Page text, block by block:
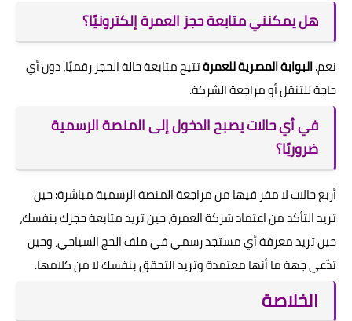
هل يمكنني متابعة حجز العمرة إلكترونيًا؟
نعم.البوابة المصرية للعمرةتتيح متابعة حالة الحجز رقميًا، دون أي
حاجة للتنقل أو مراجعة الشركة.
في أي حالات يصبح الدخول إلى المنصة الرسمية
ضروريًا؟
أربع حالات لا مفر فيها من مراجعة المنصة الرسمية مباشرة: حين
تريد التأكد من اعتماد شركة العمرة، حين تريد متابعة حجزك بنفسك،
حين تريد معرفة أي مستجد رسمي في ملف الحج السياحي، وحين
تدّعي جهة ما أنها معتمدة وتريد التحقق بنفسك لا من كلامها.
الخلاصة